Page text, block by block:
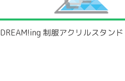
DREAM!ing 制服アクリルスタンド